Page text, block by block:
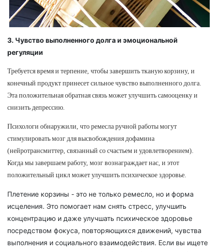
3. Чувство выполненного долга и эмоциональной
регуляции
Требуется время и терпение, чтобы завершить тканую корзину, и
конечный продукт принесет сильное чувство выполненного долга.
Эта положительная обратная связь может улучшить самооценку и
снизить депрессию.
Психологи обнаружили, что ремесла ручной работы могут
стимулировать мозг для высвобождения дофамина
(нейротрансмиттер, связанный со счастьем и удовлетворением).
Когда мы завершаем работу, мозг вознаграждает нас, и этот
положительный цикл может улучшить психическое здоровье.
Плетение корзины - это не только ремесло, но и форма
исцеления. Это помогает нам снять стресс, улучшить
концентрацию и даже улучшать психическое здоровье
посредством фокуса, повторяющихся движений, чувства
выполнения и социального взаимодействия. Если вы ищете